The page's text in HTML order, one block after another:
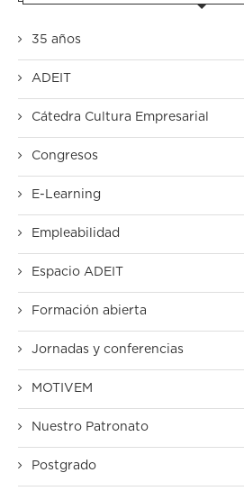
35 años
ADEIT
Cátedra Cultura Empresarial
Congresos
E-Learning
Empleabilidad
Espacio ADEIT
Formación abierta
Jornadas y conferencias
MOTIVEM
Nuestro Patronato
Postgrado